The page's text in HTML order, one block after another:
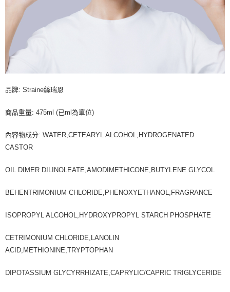
品牌: Straine絲瑞恩
商品重量: 475ml (已ml為單位)
內容物成分: WATER,CETEARYL ALCOHOL,HYDROGENATED
CASTOR
OIL DIMER DILINOLEATE,AMODIMETHICONE,BUTYLENE GLYCOL
BEHENTRIMONIUM CHLORIDE,PHENOXYETHANOL,FRAGRANCE
ISOPROPYL ALCOHOL,HYDROXYPROPYL STARCH PHOSPHATE
CETRIMONIUM CHLORIDE,LANOLIN
ACID,METHIONINE,TRYPTOPHAN
DIPOTASSIUM GLYCYRRHIZATE,CAPRYLIC/CAPRIC TRIGLYCERIDE